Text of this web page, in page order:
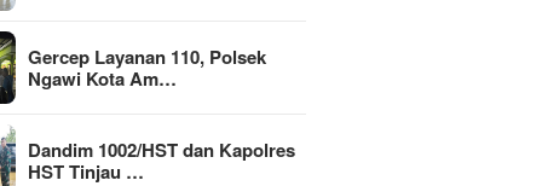
Gercep Layanan 110, Polsek
Ngawi Kota Am…
Dandim 1002/HST dan Kapolres
HST Tinjau …